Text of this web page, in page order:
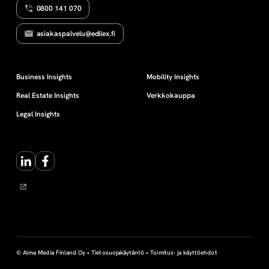
m
n
t
a
m
a
l
l
0800 141 070
asiakaspalvelu@edilex.fi
Business Insights
Real Estate Insights
Legal Insights
Mobility Insights
Verkkokauppa
LinkedInFacebook
© Alma Media Finland Oy •Tietosuojakäytäntö •Toimitus- ja käyttöehdot